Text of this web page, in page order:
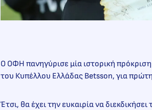
Ο ΟΦΗ πανηγύρισε μία ιστορική πρόκριση
του Κυπέλλου Ελλάδας Betsson, για
Έτσι, θα έχει την ευκαιρία να